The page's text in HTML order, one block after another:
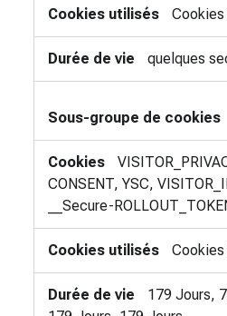
quelques
CONSENT, YSC,
__Secure-
179 Jours,